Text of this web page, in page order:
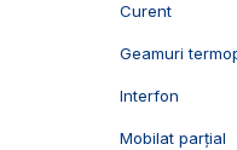
Curent
Geamuri
Interfon
Mobilat parțial